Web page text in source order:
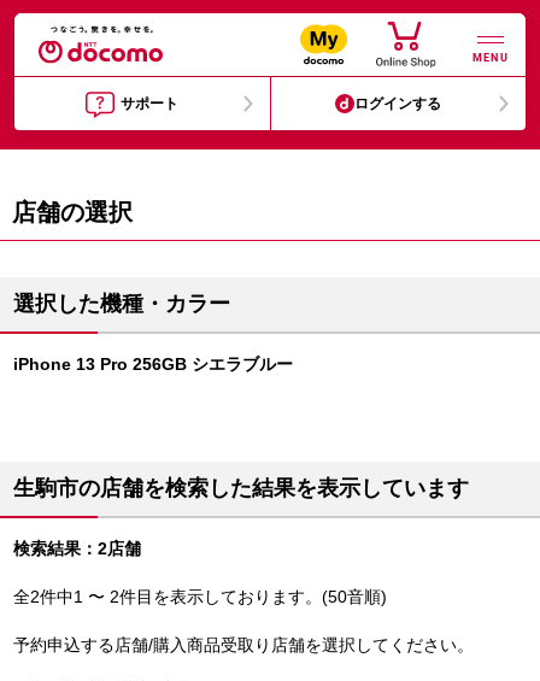
MENU
サポート ログインする
店舗の選択
選択した機種・カラー
iPhone 13 Pro 256GB シエラブルー
生駒市の店舗を検索した結果を表示しています
検索結果：2店舗
全2件中1 〜 2件目を表示しております。(50音順)
予約申込する店舗/購入商品受取り店舗を選択してください。